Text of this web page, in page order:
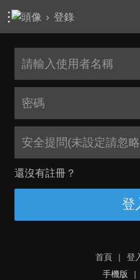
› 登錄
安全提問(未設定請忽
還沒有註冊？
登
首頁 | 登
手機版
|